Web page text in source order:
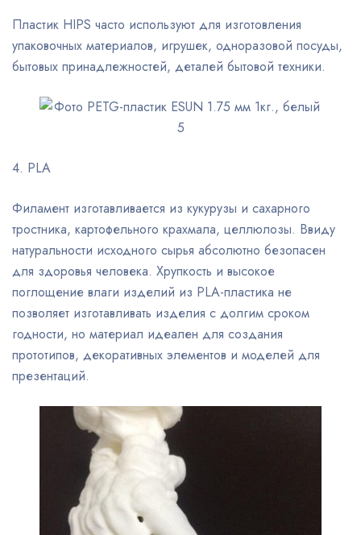
Пластик HIPS часто используют для изготовления
упаковочных материалов, игрушек, одноразовой посуды,
бытовых принадлежностей, деталей бытовой техники.
4. PLA
Филамент изготавливается из кукурузы и сахарного
тростника, картофельного крахмала, целлюлозы. Ввиду
натуральности исходного сырья абсолютно безопасен
для здоровья человека. Хрупкость и высокое
поглощение влаги изделий из PLA-пластика не
позволяет изготавливать изделия с долгим сроком
годности, но материал идеален для создания
прототипов, декоративных элементов и моделей для
презентаций.